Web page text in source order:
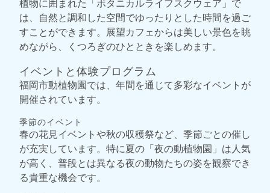
植物に囲まれた「ボタニカルライフスクウェア」で
は、自然と調和した空間でゆったりとした時間を過ご
すことができます。展望カフェからは美しい景色を眺
めながら、くつろぎのひとときを楽しめます。
イベントと体験プログラム
福岡市動植物園では、年間を通じて多彩なイベントが
開催されています。
季節のイベント
春の花見イベントや秋の収穫祭など、季節ごとの催し
が充実しています。特に夏の「夜の動植物園」は人気
が高く、普段とは異なる夜の動物たちの姿を観察でき
る貴重な機会です。